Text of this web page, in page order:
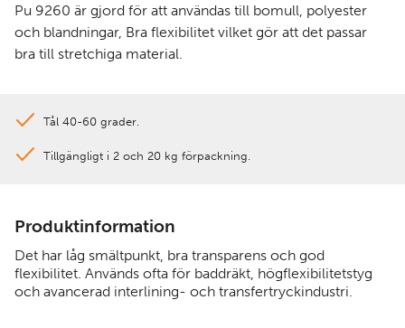
Pu 9260 är gjord för att användas till bomull, polyester
och blandningar, Bra flexibilitet vilket gör att det passar
bra till stretchiga material.
Tål 40-60 grader.
Tillgängligt i 2 och 20 kg förpackning.
Produktinformation
Det har låg smältpunkt, bra transparens och god
flexibilitet. Används ofta för baddräkt, högflexibilitetstyg
och avancerad interlining- och transfertryckindustri.